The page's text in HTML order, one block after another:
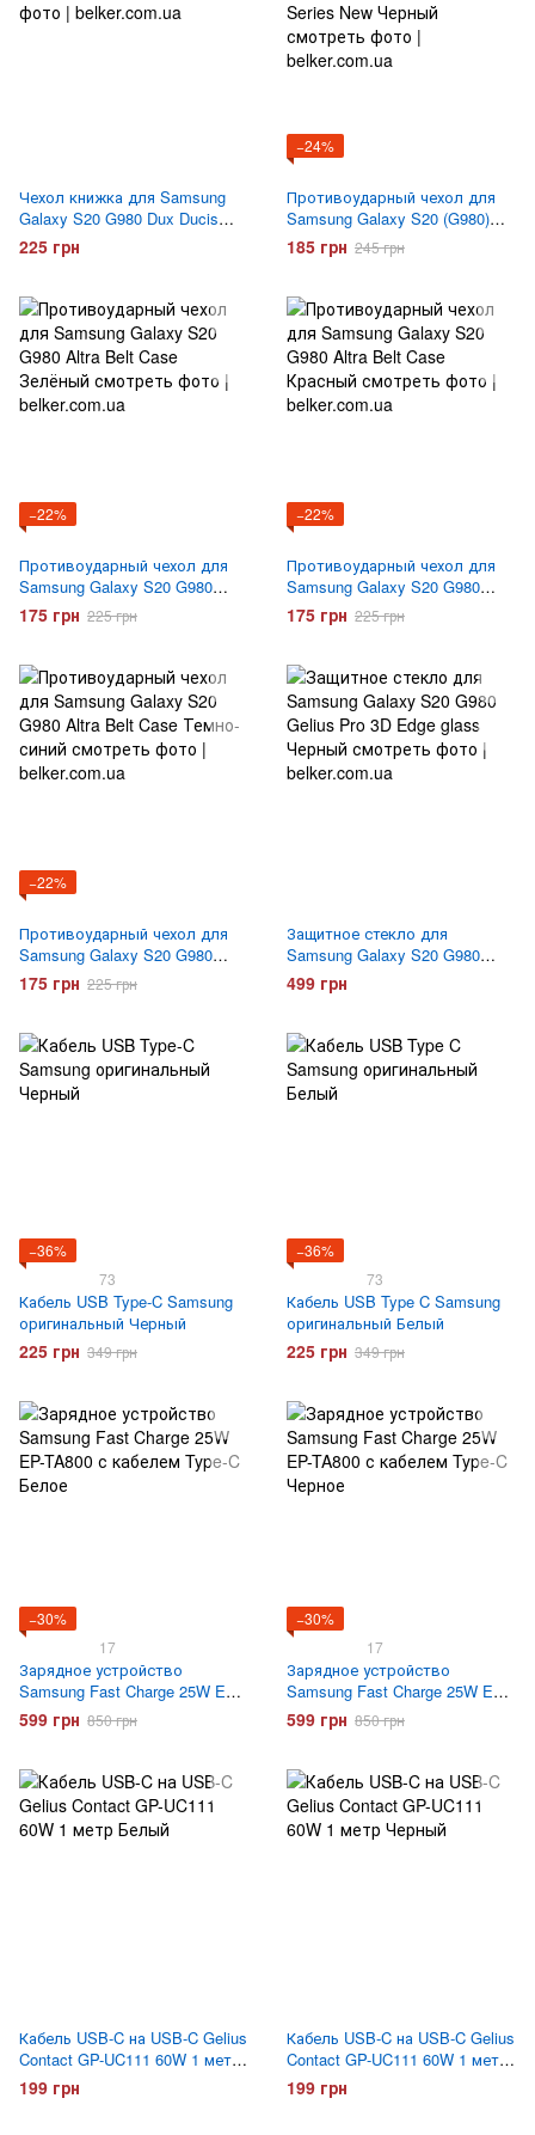
Чехол книжка для Samsung
Galaxy S20 G980 Dux Ducis
Синий
225 грн
−24%
Противоударный чехол для
Samsung Galaxy S20 (G980)
Honor Hard Defence Series New
Черный
185 грн 245 грн
−22%
Противоударный чехол для
Samsung Galaxy S20 G980
Altra Belt Case Avocado
175 грн 225 грн
−22%
Противоударный чехол для
Samsung Galaxy S20 G980
Altra Belt Case Daisy
175 грн 225 грн
−22%
Противоударный чехол для
Samsung Galaxy S20 G980
Altra Belt Case Tasty
175 грн 225 грн
Защитное стекло для
Samsung Galaxy S20 G980
Gelius Pro 3D Edge glass
Черное
499 грн
−36%
73
Кабель USB Type-C Samsung
оригинальный Черный
225 грн 349 грн
−36%
73
Кабель USB Type C Samsung
оригинальный Белый
225 грн 349 грн
−30%
17
Зарядное устройство
Samsung Fast Charge 25W EP-
TA800 с кабелем Type-C Белое
599 грн 850 грн
−30%
17
Зарядное устройство
Samsung Fast Charge 25W EP-
TA800 с кабелем Type-C
Черное
599 грн 850 грн
Кабель USB-C на USB-C Gelius
Contact GP-UC111 60W 1 метр
Белый
199 грн
Кабель USB-C на USB-C Gelius
Contact GP-UC111 60W 1 метр
Черный
199 грн